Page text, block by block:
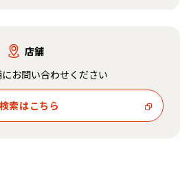
店舗
お問い合わせください
索はこちら